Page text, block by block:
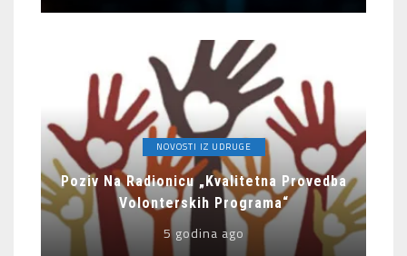
NOVOSTI IZ UDRUGE
Poziv Na Radionicu „Kvalitetna Provedba
Volonterskih Programa“
5 godina ago